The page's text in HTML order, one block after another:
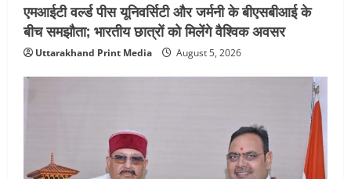
एमआईटी वर्ल्ड पीस यूनिवर्सिटी और जर्मनी के बीएसबीआई के
बीच समझौता; भारतीय छात्रों को मिलेंगे वैश्विक अवसर
Uttarakhand Print Media August 5, 2026